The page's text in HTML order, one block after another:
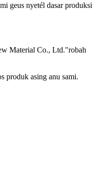
geus nyetél dasar produksi
Material Co., Ltd."robah
produk asing anu sami.